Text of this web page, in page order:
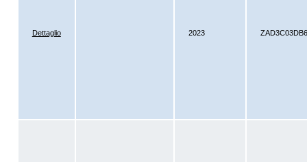
Dettaglio 2023 ZAD3C03DB6